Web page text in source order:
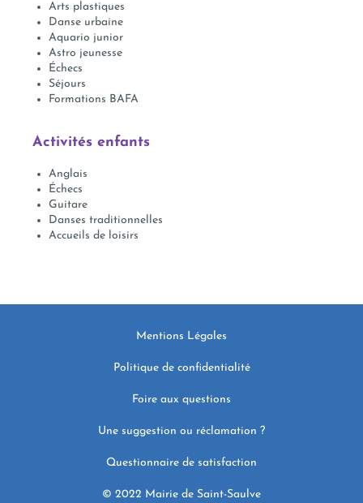
Arts plastiques
Danse urbaine
Aquario junior
Astro jeunesse
Échecs
Séjours
Formations BAFA
Activités enfants
Anglais
Échecs
Guitare
Danses traditionnelles
Accueils de loisirs
Mentions Légales
Politique de confidentialité
Foire aux questions
Une suggestion ou réclamation ?
Questionnaire de satisfaction
© 2022 Mairie de Saint-Saulve